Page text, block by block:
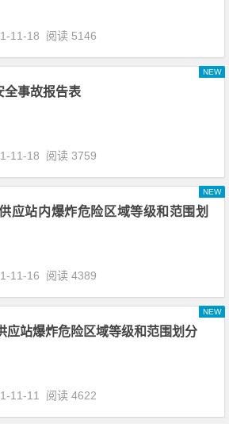
11-18 阅读 5146
事故报告表
NEW
11-18 阅读 3759
应站内爆炸危险区域等级和范围划
NEW
11-16 阅读 4389
应站爆炸危险区域等级和范围划分
NEW
11-11 阅读 4622